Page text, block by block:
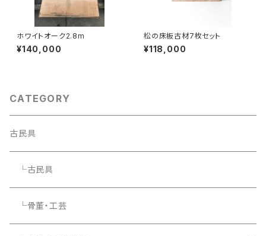
ホワイトオーク2.8m
¥140,000
松の床板古材7枚セット
¥118,000
CATEGORY
古民具
└古民具
└骨董・工芸